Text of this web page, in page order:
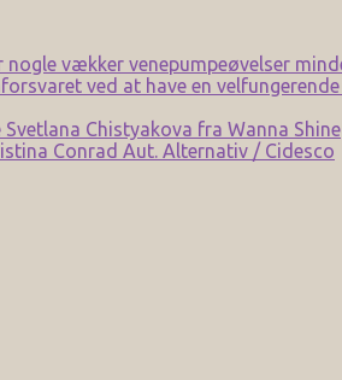
nogle vækker venepumpeøvelser
ved at have en
Svetlana Chistyakova fra Wanna Shine
Conrad Aut. Alternativ / Cidesco